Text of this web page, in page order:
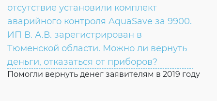
ОТВЕТ:
отсутствие установили комплект
аварийного контроля AquaSave за 9900.
ИП В. А.В. зарегистрирован в
Тюменской области. Можно ли вернуть
деньги, отказаться от приборов?
Помогли вернуть денег заявителям в 2019 году